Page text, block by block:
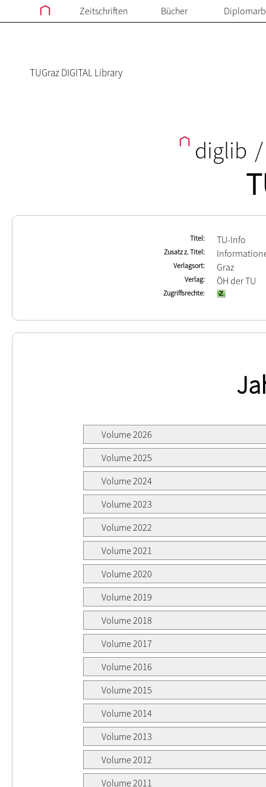
Zeitschriften Bücher
TUGraz DIGITAL Library
diglib /
Titel TU-Info
Zusatz z. Titel
Verlagsort Graz
Verlag ÖH der TU
Zugriffsrechte
Volume 2026
Volume 2025
Volume 2024
Volume 2023
Volume 2022
Volume 2021
Volume 2020
Volume 2019
Volume 2018
Volume 2017
Volume 2016
Volume 2015
Volume 2014
Volume 2013
Volume 2012
Volume 2011